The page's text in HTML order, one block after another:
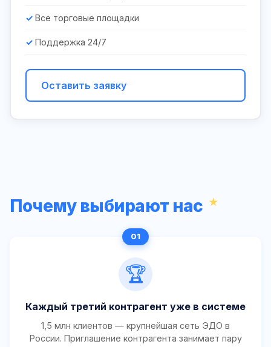
Все торговые площадки
Поддержка 24/7
Оставить заявку
Почему выбирают нас
🏆
Каждый третий контрагент уже в системе
1,5 млн клиентов — крупнейшая сеть ЭДО в
России. Приглашение контрагента занимает пару